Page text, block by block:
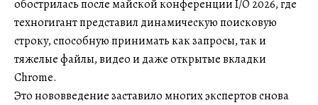
обострилась после майской конференции I/O 2026, где
техногигант представил динамическую поисковую
строку, способную принимать как запросы, так и
тяжелые файлы, видео и даже открытые вкладки
Chrome.
Это нововведение заставило многих экспертов снова